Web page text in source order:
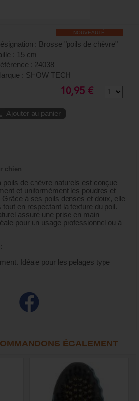
NOUVEAUTÉ
: Brosse "poils de chèvre"
: 15 cm
: 24038
: SHOW TECH
10,95 €
Ajouter au panier
chien
poils de chèvre naturels est conçue
et uniformément les poudres et
Grâce à ses poils denses et doux, elle
en respectant la texture du poil.
assure une prise en main
pour un usage professionnel ou à
:
Idéale pour les pelages type
ÉGALEMENT